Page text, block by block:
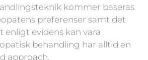
kommer baseras
preferenser samt det
enligt evidens kan vara
behandling har alltid en
approach.